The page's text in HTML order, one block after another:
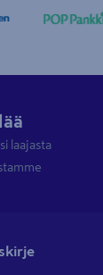
laajasta